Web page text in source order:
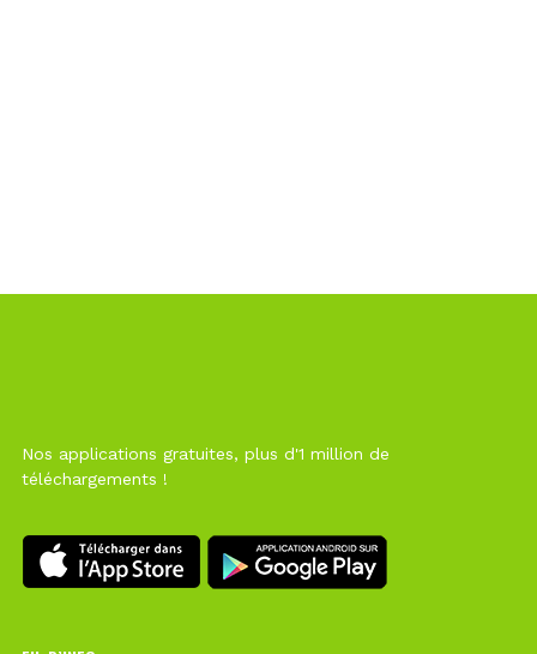
Nos applications gratuites, plus d'1 million de
téléchargements !